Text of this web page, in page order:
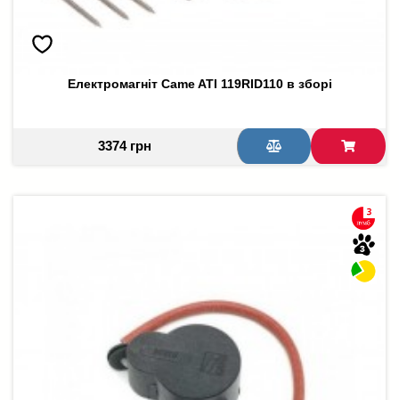
Електромагніт Came ATI 119RID110 в зборі
3374 грн